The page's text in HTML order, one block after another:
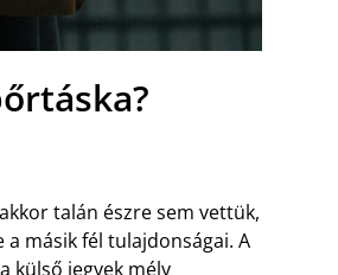
talán észre sem vettük,
másik fél tulajdonságai. A
külső jegyek mély